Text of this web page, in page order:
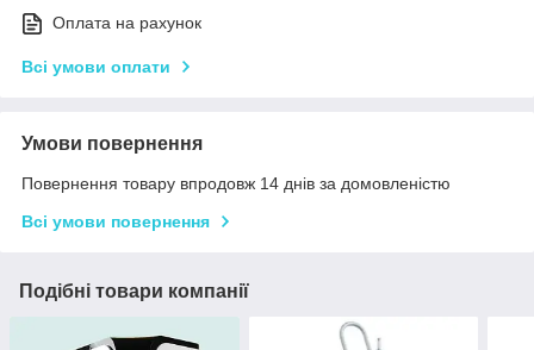
Оплата на рахунок
Всі умови оплати
Умови повернення
Повернення товару впродовж 14 днів за домовленістю
Всі умови повернення
Подібні товари компанії